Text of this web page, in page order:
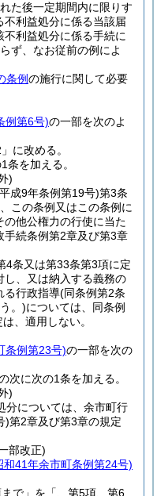
た後一定期間内に限りす
利益処分に係る当該届
利益処分に係る手続に
ず、なお従前の例によ
条例の施行に関して必要
例第6号)の一部を次のよ
に改める。
を加える。
)
成9年条例第19号)第3条
この条例又はこの条例に
他公権力の行使に当た
手続条例第2章及び第3章
4条又は第33条第3項に定
、又は納入する義務の
る行政指導(同条例第2条
。)については、同条例
、適用しない。
条例第23号)の一部を次の
次に次の1条を加える。
)
分については、余市町行
)第2章及び第3章の規定
部改正)
和41年余市町条例第24号)
で」を「、第5項、第6